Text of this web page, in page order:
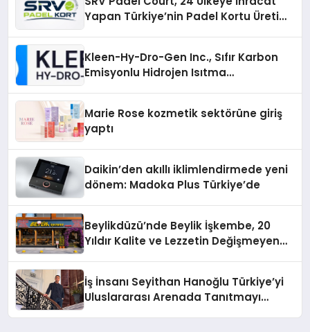
Yapan Türkiye’nin Padel Kortu Üretim
Kleen-Hy-Dro-Gen Inc., Sıfır Karbon
Emisyonlu Hidrojen Isıtma
Marie Rose kozmetik sektörüne giriş
yaptı
Daikin’den akıllı iklimlendirmede yeni
dönem: Madoka Plus Türkiye’de
Beylikdüzü’nde Beylik İşkembe, 20
Yıldır Kalite ve Lezzetin Değişmeyen
İş İnsanı Seyithan Hanoğlu Türkiye’yi
Uluslararası Arenada Tanıtmayı